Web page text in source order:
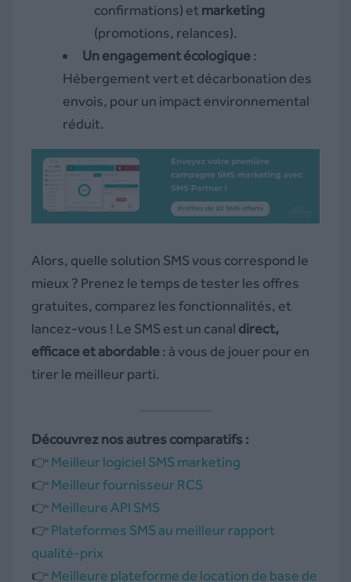
confirmations) et marketing
(promotions, relances).
Un engagement écologique:
Hébergement vert et décarbonation des
envois, pour un impact environnemental
réduit.
Alors, quelle solution SMS vous correspond le
mieux ? Prenez le temps de tester les offres
gratuites, comparez les fonctionnalités, et
lancez-vous ! Le SMS est un canal direct,
efficace et abordable: à vous de jouer pour en
tirer le meilleur parti.
Découvrez nos autres comparatifs :
👉Meilleur logiciel SMS marketing
👉Meilleur fournisseur RCS
👉Meilleure API SMS
👉Plateformes SMS au meilleur rapport
qualité-prix
👉Meilleure plateforme de location de base de